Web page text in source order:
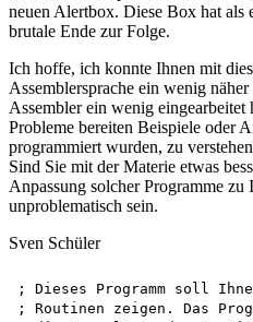
neuen Alertbox. Diese Box hat als
brutale Ende zur Folge.
Ich hoffe, ich konnte Ihnen mit
Assemblersprache ein wenig
Assembler ein wenig eingearbeitet
Probleme bereiten Beispiele oder
programmiert wurden, zu
Sind Sie mit der Materie etwas
Anpassung solcher Programme zu
unproblematisch sein.
Sven Schüler
; Dieses Programm soll
; Routinen zeigen. Das